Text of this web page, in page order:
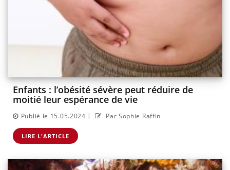
Enfants : l’obésité sévère peut réduire de
moitié leur espérance de vie
Publié le 15.05.2024 | Par Sophie Raffin
LIRE L'ARTICLE